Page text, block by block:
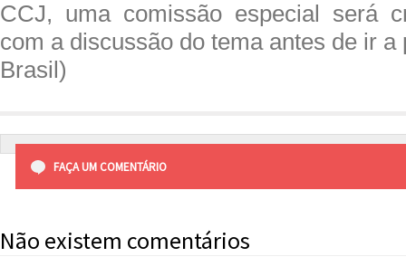
CCJ, uma comissão especial será
com a discussão do tema antes de ir a
Brasil)
FAÇA UM COMENTÁRIO
Não existem comentários